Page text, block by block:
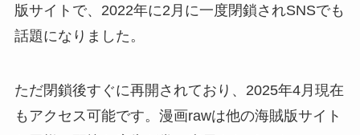
版サイトで、2022年に2月に一度閉鎖されSNSでも
話題になりました。
ただ閉鎖後すぐに再開されており、2025年4月現在
もアクセス可能です。漫画rawは他の海賊版サイト